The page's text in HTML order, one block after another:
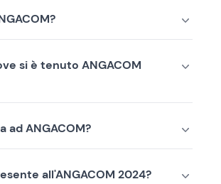
si è tenuto ANGACOM
ad ANGACOM?
all'ANGACOM 2024?